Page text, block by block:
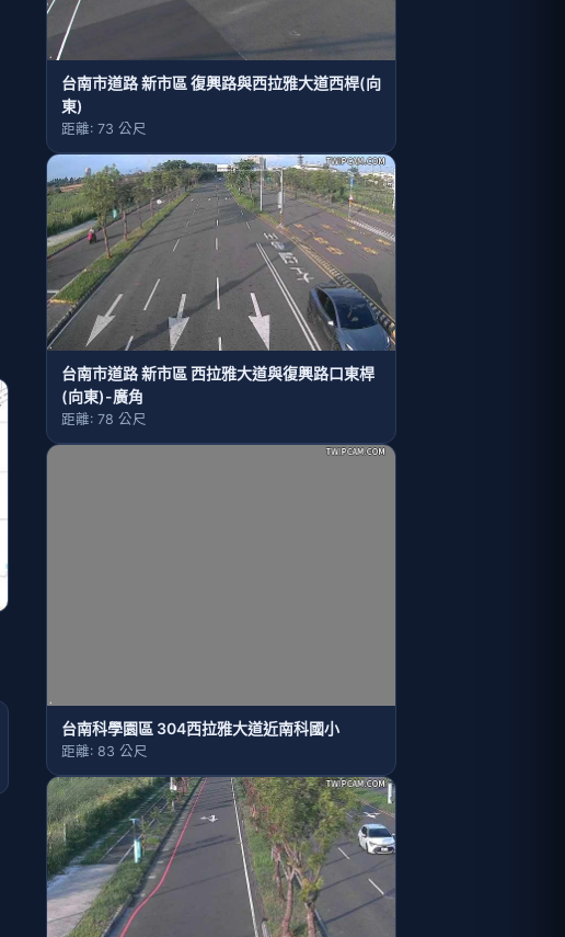
台南市道路 新市區 復興路與西拉雅大道西桿(向
東)
距離: 73 公尺
台南市道路 新市區 西拉雅大道與復興路口東桿
(向東)-廣角
距離: 78 公尺
台南科學園區 304西拉雅大道近南科國小
距離: 83 公尺